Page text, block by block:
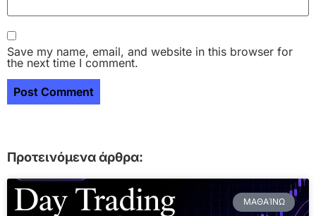
Save my name, email, and website in this browser for
the next time I comment.
Προτεινόμενα άρθρα:
ΜΑΘΑΊΝΩ